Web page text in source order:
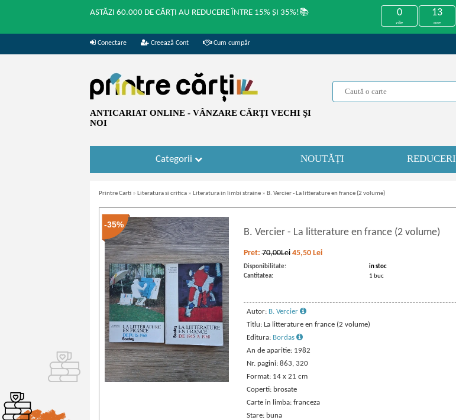
ASTĂZI 60.000 DE CĂRȚI AU REDUCERE ÎNTRE 15% ȘI 35%!📚 0
zile
13
ore
Conectare Creează Cont Cum cumpăr
ANTICARIAT ONLINE - VÂNZARE CĂRŢI VECHI ŞI
NOI
Categorii NOUTĂȚI REDUCERI
Printre Carti » Literatura si critica » Literatura in limbi straine » B. Vercier - La litterature en france (2 volume)
-35%
B. Vercier - La litterature en france (2 volume)
Pret:70,00Lei 45,50 Lei
Disponibilitate:
in stoc
Cantitatea:
1 buc
Autor: B. Vercier
Titlu: La litterature en france (2 volume)
Editura: Bordas
An de aparitie: 1982
Nr. pagini: 863, 320
Format: 14 x 21 cm
Coperti: brosate
Carte in limba: franceza
Stare: buna